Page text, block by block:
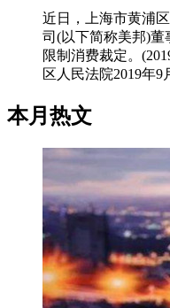
近日，上海市黄浦
司(以下简称美邦)董
限制消费裁定。
区人民法院2019年9
本月热文